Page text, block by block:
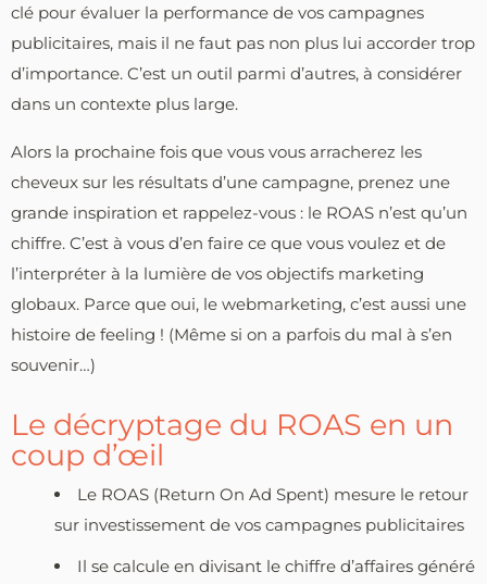
clé pour évaluer la performance de vos campagnes
publicitaires, mais il ne faut pas non plus lui accorder trop
d’importance. C’est un outil parmi d’autres, à considérer
dans un contexte plus large.
Alors la prochaine fois que vous vous arracherez les
cheveux sur les résultats d’une campagne, prenez une
grande inspiration et rappelez-vous : le ROAS n’est qu’un
chiffre. C’est à vous d’en faire ce que vous voulez et de
l’interpréter à la lumière de vos objectifs marketing
globaux. Parce que oui, le webmarketing, c’est aussi une
histoire de feeling ! (Même si on a parfois du mal à s’en
souvenir…)
Le décryptage du ROAS en un
coup d’œil
Le ROAS (Return On Ad Spent) mesure le retour
sur investissement de vos campagnes publicitaires
Il se calcule en divisant le chiffre d’affaires généré